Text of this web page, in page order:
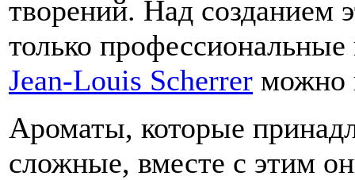
творений. Над созданием
только
Jean-Louis Scherrer можно
Ароматы, которые
сложные, вместе с этим